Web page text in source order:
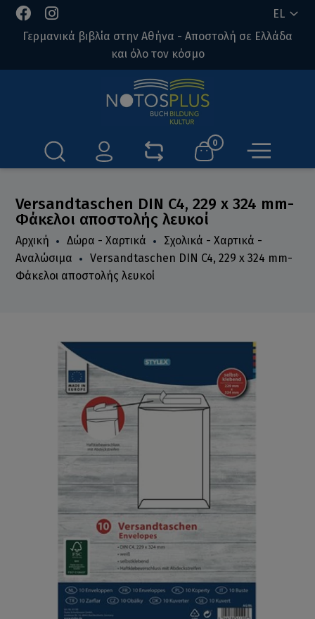
EL
Γερμανικά βιβλία στην Αθήνα - Αποστολή σε Ελλάδα
και όλο τον κόσμο
0
Versandtaschen DIN C4, 229 x 324 mm-
Φάκελοι αποστολής λευκοί
Αρχική Δώρα - Χαρτικά
Σχολικά - Χαρτικά -
Αναλώσιμα
Versandtaschen DIN C4, 229 x 324 mm-
Φάκελοι αποστολής λευκοί